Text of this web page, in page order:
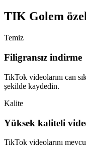
TIK Golem
Temiz
Filigransız indirme
TikTok videolarını can
şekilde kaydedin.
Kalite
Yüksek kaliteli
TikTok videolarını